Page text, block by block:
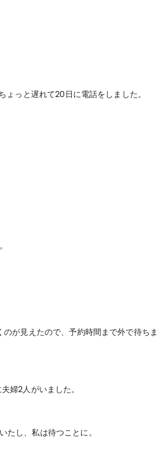
っと遅れて20日に電話をしました。
が見えたので、予約時間まで外で待ちま
婦2人がいました。
し、私は待つことに。